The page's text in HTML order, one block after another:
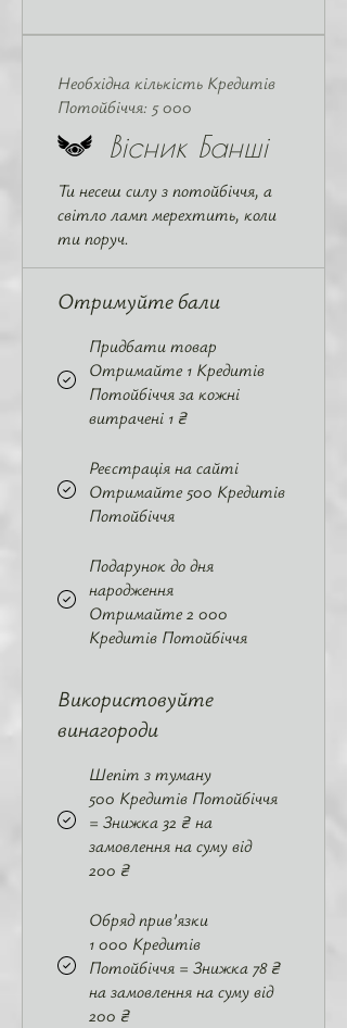
Вісник Банші
Необхідна кількість Кредитів
Потойбіччя: 5 000
Ти несеш силу з потойбіччя, а
світло ламп мерехтить, коли
ти поруч.
Отримуйте бали
Придбати товар
Отримайте 1 Кредитів
Потойбіччя за кожні
витрачені 1 ₴
Реєстрація на сайті
Отримайте 500 Кредитів
Потойбіччя
Подарунок до дня
народження
Отримайте 2 000
Кредитів Потойбіччя
Використовуйте
винагороди
Шепіт з туману
500 Кредитів Потойбіччя
= Знижка 32 ₴ на
замовлення на суму від
200 ₴
Обряд прив’язки
1 000 Кредитів
Потойбіччя = Знижка 78 ₴
на замовлення на суму від
200 ₴